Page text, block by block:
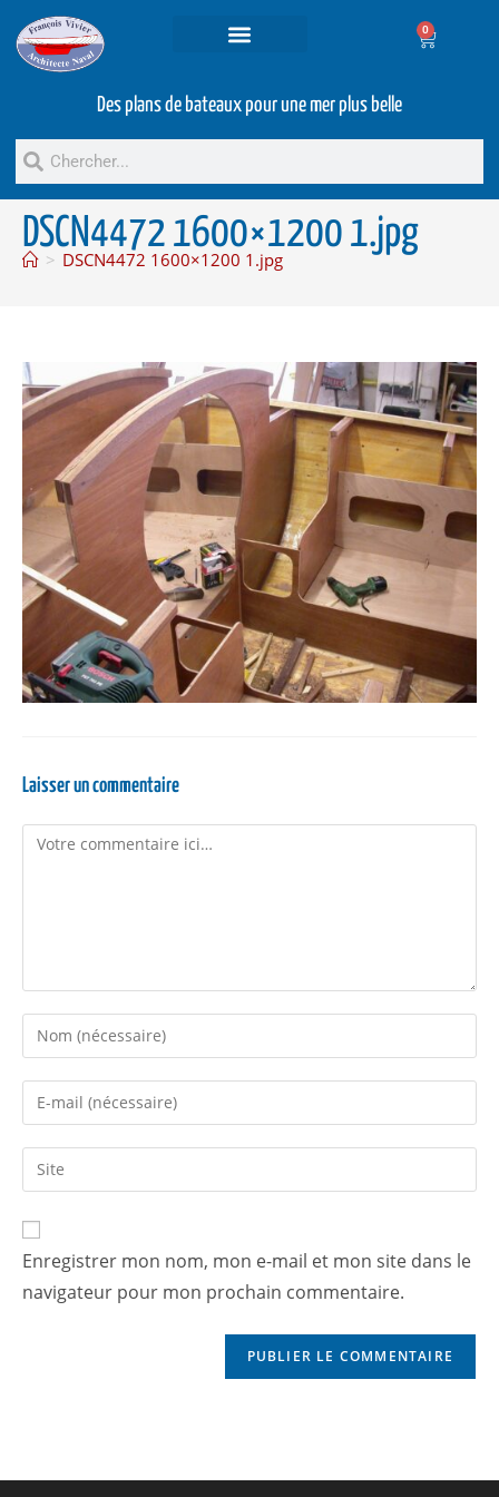
0
Des plans de bateaux pour une mer plus belle
DSCN4472 1600×1200 1.jpg
> DSCN4472 1600×1200 1.jpg
Laisser un commentaire
Enregistrer mon nom, mon e-mail et mon site dans le
navigateur pour mon prochain commentaire.